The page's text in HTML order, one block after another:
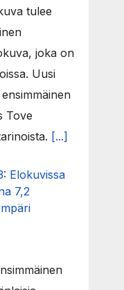
tulee
joka on
Uusi
Tove
[...]
Elokuvissa
7,2